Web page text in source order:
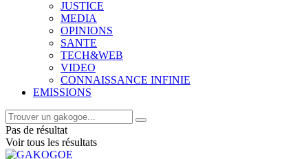
JUSTICE
MEDIA
OPINIONS
SANTE
TECH&WEB
VIDEO
CONNAISSANCE INFINIE
EMISSIONS
Pas de résultat
Voir tous les résultats